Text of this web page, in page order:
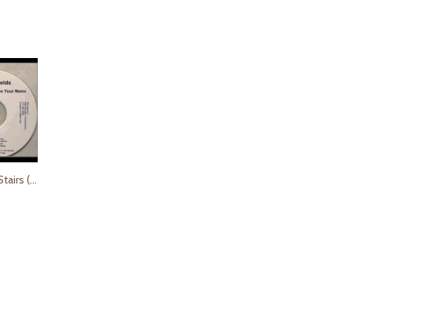
Elysian Fields - Passing on the Stairs (Black Sessions)